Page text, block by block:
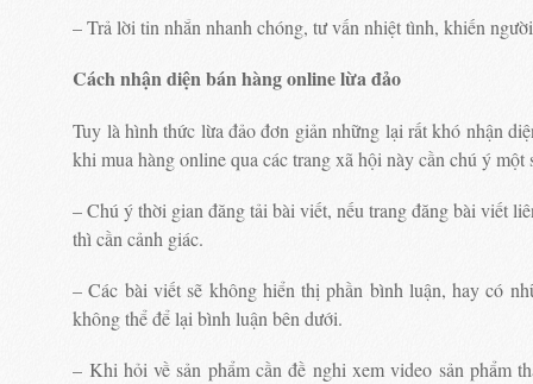
– Trả lời tin nhắn nhanh chóng, tư vấn nhiệt tình, khiến
Cách nhận diện bán hàng online lừa đảo
Tuy là hình thức lừa đảo đơn giản những lại rất khó nhận
khi mua hàng online qua các trang xã hội này cần chú ý một
– Chú ý thời gian đăng tải bài viết, nếu trang đăng bài viết
thì cần cảnh giác.
– Các bài viết sẽ không hiển thị phần bình luận, hay có
không thể để lại bình luận bên dưới.
– Khi hỏi về sản phẩm cần đề nghi xem video sản phẩm